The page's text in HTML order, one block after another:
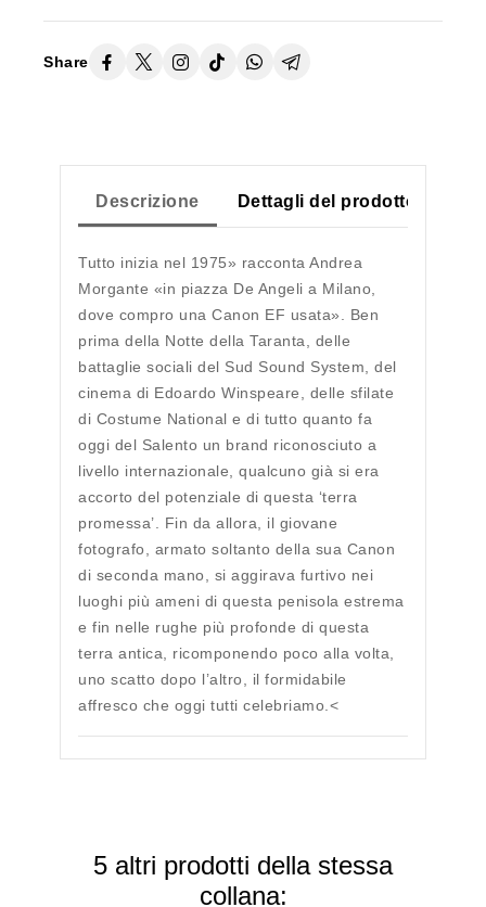
Share
Descrizione Dettagli del prodotto
Tutto inizia nel 1975» racconta Andrea
Morgante «in piazza De Angeli a Milano,
dove compro una Canon EF usata». Ben
prima della Notte della Taranta, delle
battaglie sociali del Sud Sound System, del
cinema di Edoardo Winspeare, delle sfilate
di Costume National e di tutto quanto fa
oggi del Salento un brand riconosciuto a
livello internazionale, qualcuno già si era
accorto del potenziale di questa ‘terra
promessa’. Fin da allora, il giovane
fotografo, armato soltanto della sua Canon
di seconda mano, si aggirava furtivo nei
luoghi più ameni di questa penisola estrema
e fin nelle rughe più profonde di questa
terra antica, ricomponendo poco alla volta,
uno scatto dopo l’altro, il formidabile
affresco che oggi tutti celebriamo.<
5 altri prodotti della stessa
collana: